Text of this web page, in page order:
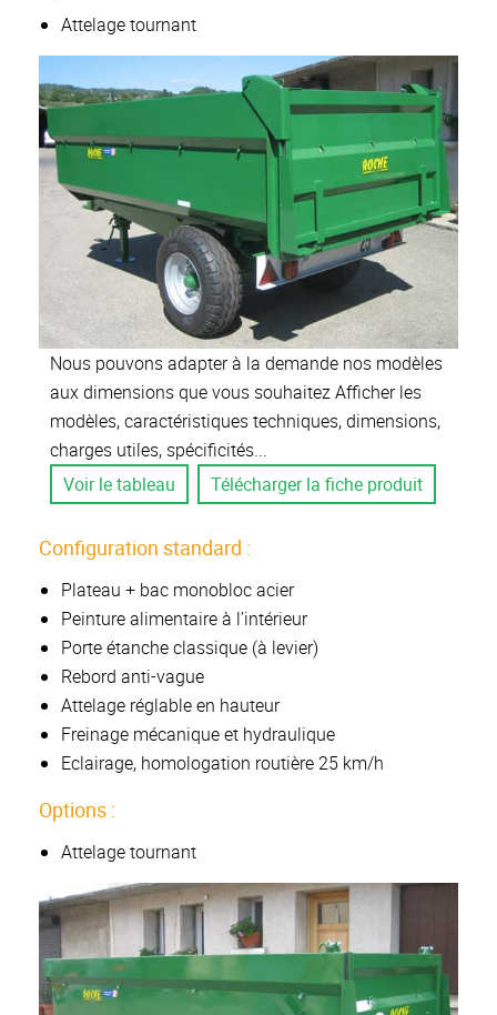
Attelage tournant
Nous pouvons adapter à la demande nos modèles
aux dimensions que vous souhaitez Afficher les
modèles, caractéristiques techniques, dimensions,
charges utiles, spécificités...
Voir le tableau
Télécharger la fiche produit
Configuration standard :
Plateau + bac monobloc acier
Peinture alimentaire à l’intérieur
Porte étanche classique (à levier)
Rebord anti-vague
Attelage réglable en hauteur
Freinage mécanique et hydraulique
Eclairage, homologation routière 25 km/h
Options :
Attelage tournant